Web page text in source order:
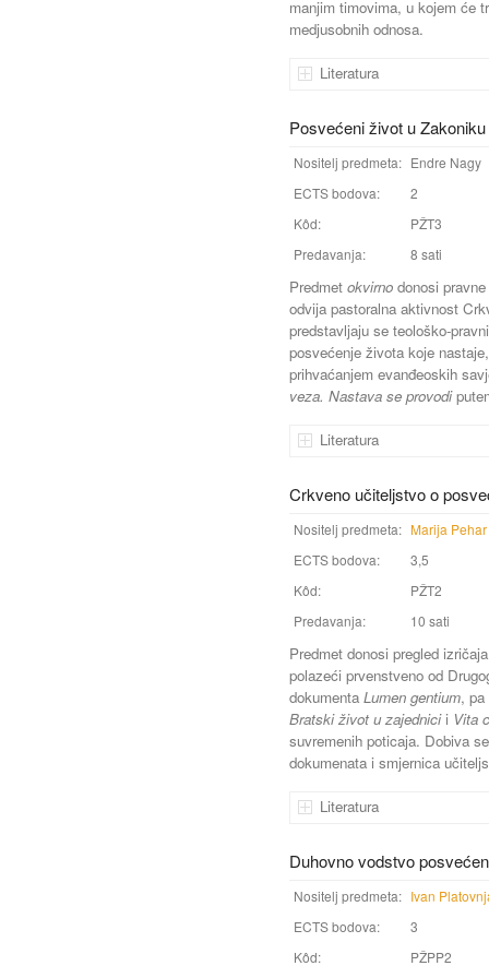
manjim timovima, u kojem će
medjusobnih odnosa.
Literatura
Posvećeni život u
Nositelj predmeta: Endre Nagy
ECTS bodova:
2
Kôd:
PŽT3
Predavanja:
8 sati
Predmet okvirno donosi
odvija pastoralna aktivnost
predstavljaju se teološko-
posvećenje života koje
prihvaćanjem evanđeoskih
veza. Nastava se provodi
Literatura
Crkveno učiteljstvo o
Nositelj predmeta: Marija Pehar
ECTS bodova:
3,5
Kôd:
PŽT2
Predavanja:
10 sati
Predmet donosi pregled
polazeći prvenstveno od
dokumenta Lumen gentium,
Bratski život u zajednicii Vita
suvremenih poticaja. Dobiva
dokumenata i smjernica
Literatura
Duhovno vodstvo
Nositelj predmeta: Ivan
ECTS bodova:
3
Kôd:
PŽPP2